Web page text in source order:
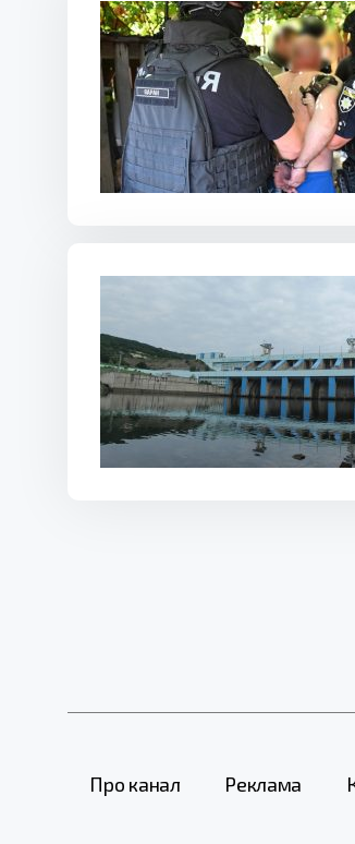
Про канал Реклама